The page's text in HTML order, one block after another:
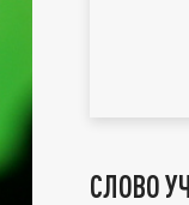
СЛОВО